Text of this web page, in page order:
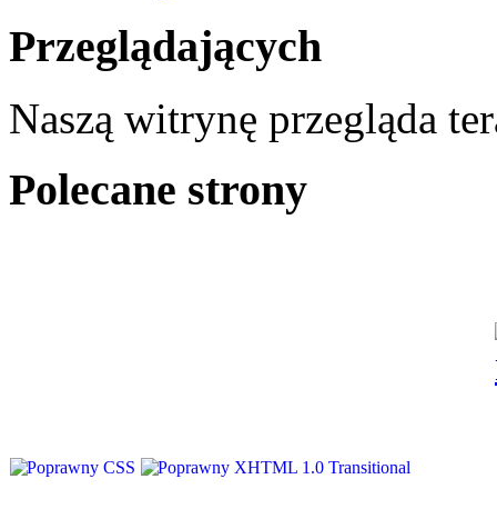
Przeglądających
Naszą witrynę przegląda
Polecane strony